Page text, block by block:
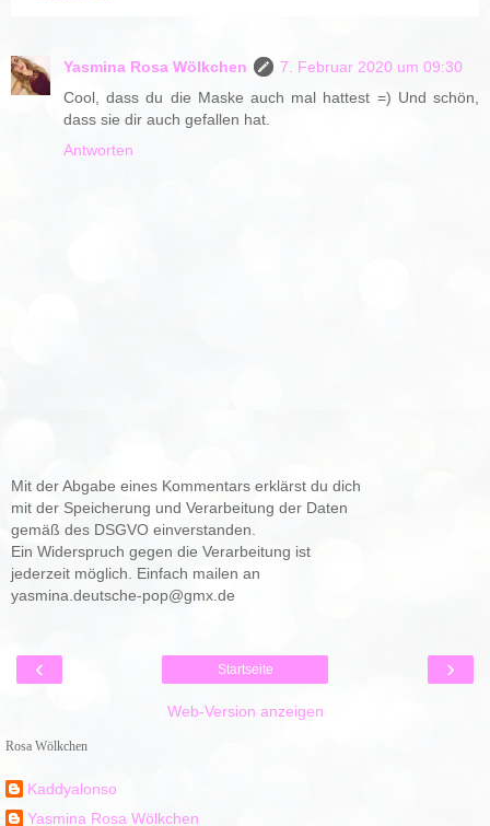
Yasmina Rosa Wölkchen
7. Februar 2020 um 09:30
Cool, dass du die Maske auch mal hattest =) Und schön,
dass sie dir auch gefallen hat.
Antworten
Mit der Abgabe eines Kommentars erklärst du dich
mit der Speicherung und Verarbeitung der Daten
gemäß des DSGVO einverstanden.
Ein Widerspruch gegen die Verarbeitung ist
jederzeit möglich. Einfach mailen an
yasmina.deutsche-pop@gmx.de
‹ ›
Startseite
Web-Version anzeigen
Rosa Wölkchen
Kaddyalonso
Yasmina Rosa Wölkchen